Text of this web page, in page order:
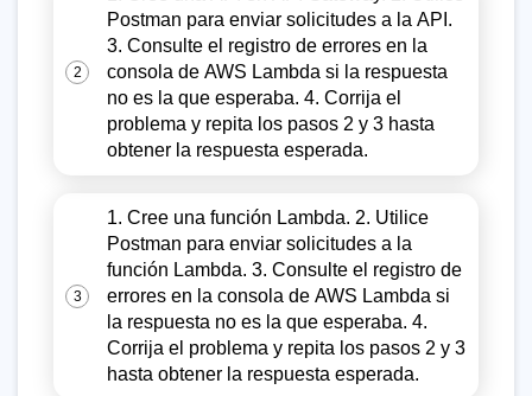
2
Postman para enviar solicitudes a la API.
3. Consulte el registro de errores en la
consola de AWS Lambda si la respuesta
no es la que esperaba. 4. Corrija el
problema y repita los pasos 2 y 3 hasta
obtener la respuesta esperada.
3
1. Cree una función Lambda. 2. Utilice
Postman para enviar solicitudes a la
función Lambda. 3. Consulte el registro de
errores en la consola de AWS Lambda si
la respuesta no es la que esperaba. 4.
Corrija el problema y repita los pasos 2 y 3
hasta obtener la respuesta esperada.